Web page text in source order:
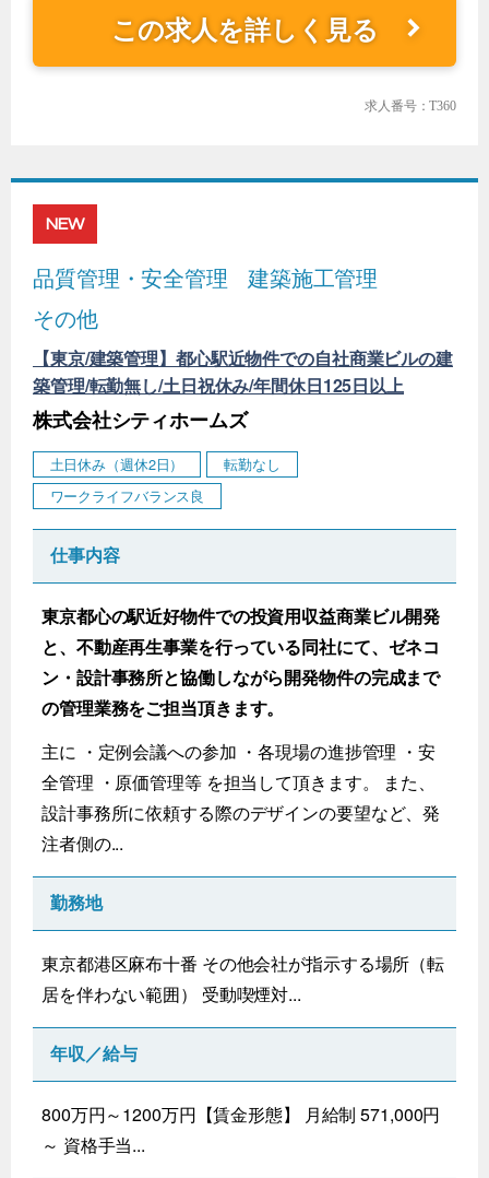
この求人を詳しく見る
求人番号：T360
NEW
品質管理・安全管理
建築施工管理
その他
【東京/建築管理】都心駅近物件での自社商業ビルの建
築管理/転勤無し/土日祝休み/年間休日125日以上
株式会社シティホームズ
土日休み（週休2日）
転勤なし
ワークライフバランス良
仕事内容
東京都心の駅近好物件での投資用収益商業ビル開発
と、不動産再生事業を行っている同社にて、ゼネコ
ン・設計事務所と協働しながら開発物件の完成まで
の管理業務をご担当頂きます。
主に ・定例会議への参加 ・各現場の進捗管理 ・安
全管理 ・原価管理等 を担当して頂きます。 また、
設計事務所に依頼する際のデザインの要望など、発
注者側の...
勤務地
東京都港区麻布十番 その他会社が指示する場所（転
居を伴わない範囲） 受動喫煙対...
年収／給与
800万円～1200万円【賃金形態】 月給制 571,000円
～ 資格手当...